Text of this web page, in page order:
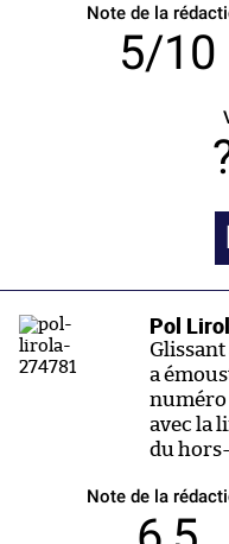
Note de la
5/10
Pol
a
numéro
avec la
du
Note de la